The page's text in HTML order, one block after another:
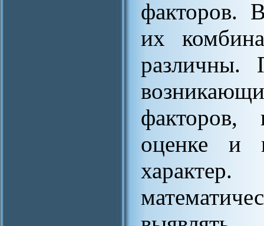
факторов.
их
различны.
факторов,
оценке и